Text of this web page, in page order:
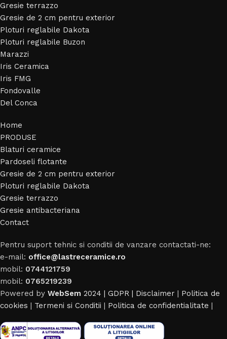
Gresie terrazzo
Gresie de 2 cm pentru exterior
Ploturi reglabile Dakota
Ploturi reglabile Buzon
Marazzi
Iris Ceramica
Iris FMG
Fondovalle
Del Conca
Home
PRODUSE
Blaturi ceramice
Pardoseli flotante
Gresie de 2 cm pentru exterior
Ploturi reglabile Dakota
Gresie terrazzo
Gresie antibacteriana
Contact
Pentru suport tehnic si conditii de vanzare contactati-ne:
e-mail: office@lastreceramice.ro
mobil: 0744121759
mobil: 0765219239
Powered by WebSem 2024 | GDPR | Disclaimer | Politica de
cookies | Termeni si Conditii | Politica de confidentialitate |